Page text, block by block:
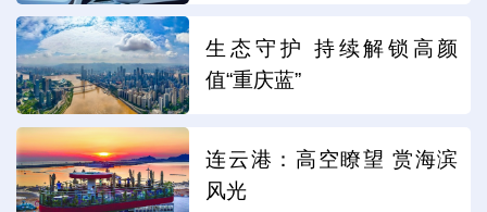
生态守护 持续解锁高颜
值“重庆蓝”
连云港：高空瞭望 赏海滨
风光